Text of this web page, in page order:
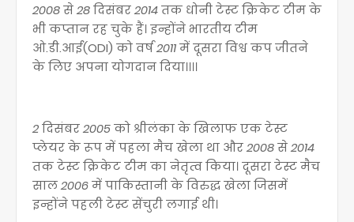
2008से28दिसंबर2014तक धोनी टेस्ट क्रिकेट टीम के
भी कप्तान रह चुके हैं। इन्होंने भारतीय टीम
ओ.डी.आई(ODI) को वर्ष2011में दूसरा विश्व कप जीतने
के लिए अपना योगदान दिया।।।।
2दिसंबर2005को श्रीलंका के खिलाफ एक टेस्ट
प्लेयर के रूप में पहला मैच खेला था और2008से2014
तक टेस्ट क्रिकेट टीम का नेतृत्व किया। दूसरा टेस्ट मैच
साल2006में पाकिस्तानी के विरुद्ध खेला जिसमें
इन्होंने पहली टेस्ट सेंचुरी लगाई थी।